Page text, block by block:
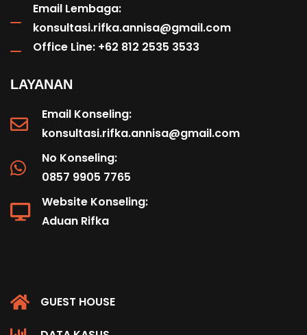
Email Lembaga:
konsultasi.rifka.annisa@gmail.com
Office Line: +62 812 2535 3533
LAYANAN
Email Konseling:
konsultasi.rifka.annisa@gmail.com
No Konseling:
0857 9905 7765
Website Konseling:
Aduan Rifka
GUEST HOUSE